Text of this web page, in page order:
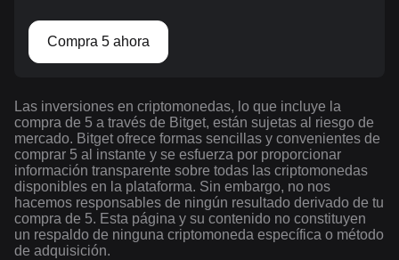
Compra 5 ahora
Las inversiones en criptomonedas, lo que incluye la
compra de 5 a través de Bitget, están sujetas al riesgo de
mercado. Bitget ofrece formas sencillas y convenientes de
comprar 5 al instante y se esfuerza por proporcionar
información transparente sobre todas las criptomonedas
disponibles en la plataforma. Sin embargo, no nos
hacemos responsables de ningún resultado derivado de tu
compra de 5. Esta página y su contenido no constituyen
un respaldo de ninguna criptomoneda específica o método
de adquisición.